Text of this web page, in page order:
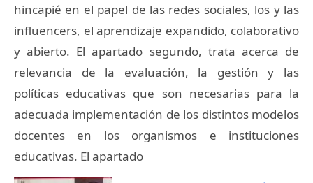
hincapié en el papel de las redes sociales, los y las
influencers, el aprendizaje expandido, colaborativo
y abierto. El apartado segundo, trata acerca de
relevancia de la evaluación, la gestión y las
políticas educativas que son necesarias para la
adecuada implementación de los distintos modelos
docentes en los organismos e instituciones
educativas. El apartado